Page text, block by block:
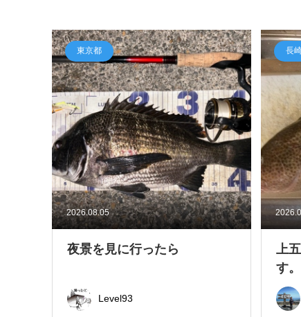
2026.08.05
東京都
夜景を見に行ったら
Level93
長
上
す。